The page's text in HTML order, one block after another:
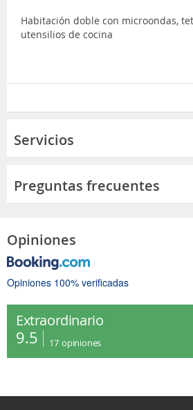
Habitación doble con microondas,
utensilios de cocina
Servicios
Preguntas frecuentes
Opiniones
Opiniones 100% verificadas
Extraordinario
9.5 17 opiniones